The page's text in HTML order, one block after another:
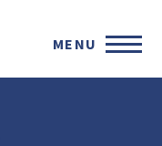
MENU